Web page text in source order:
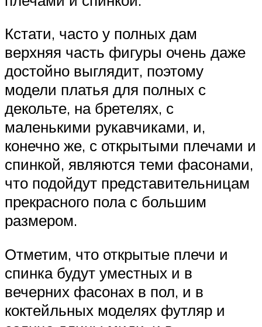
Кстати, часто у полных дам
верхняя часть фигуры очень даже
достойно выглядит, поэтому
модели платья для полных с
декольте, на бретелях, с
маленькими рукавчиками, и,
конечно же, с открытыми плечами и
спинкой, являются теми фасонами,
что подойдут представительницам
прекрасного пола с большим
размером.
Отметим, что открытые плечи и
спинка будут уместных и в
вечерних фасонах в пол, и в
коктейльных моделях футляр и